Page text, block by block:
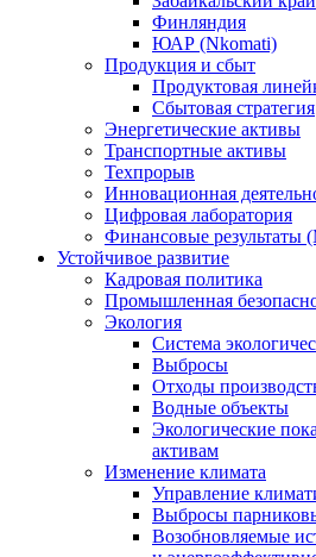
Финляндия
ЮАР (Nkomati)
Продукция и сбыт
Продуктовая
Сбытовая стратегия
Энергетические активы
Транспортные активы
Техпрорыв
Инновационная
Цифровая лаборатория
Финансовые результаты
Устойчивое развитие
Кадровая политика
Промышленная
Экология
Система
Выбросы
Отходы
Водные объекты
Экологические
активам
Изменение климата
Управление
Выбросы
Возобновляемые